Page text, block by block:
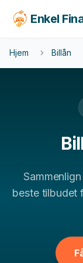
Enkel
Hjem Billån
Sammenlign
beste tilbudet